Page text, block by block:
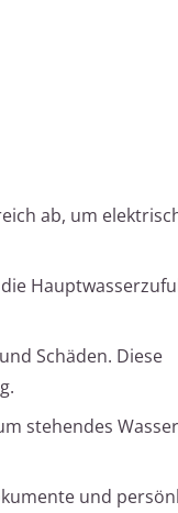
ab, um
Schäden. Diese
stehendes
und